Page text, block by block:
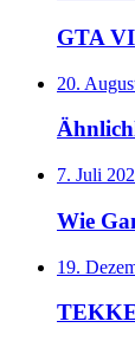
GTA
20.
7. Juli
Wie
19.